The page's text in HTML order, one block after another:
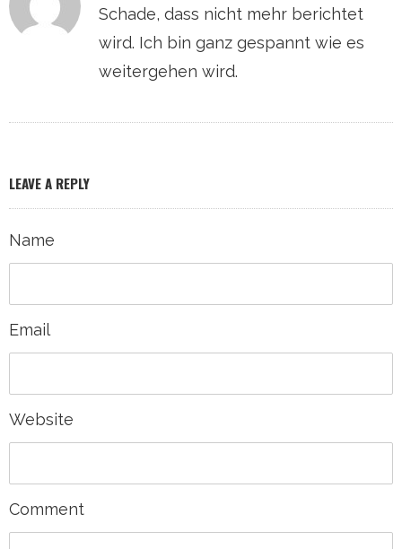
Schade, dass nicht mehr berichtet
wird. Ich bin ganz gespannt wie es
weitergehen wird.
LEAVE A REPLY
Name
Email
Website
Comment